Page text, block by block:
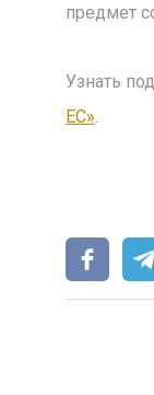
предмет
Узнать
ЕС».